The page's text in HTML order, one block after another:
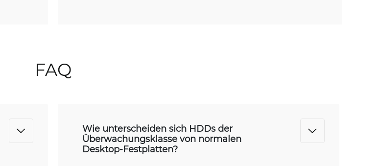
FAQ
Wie unterscheiden sich HDDs der
Überwachungsklasse von normalen
Desktop-Festplatten?